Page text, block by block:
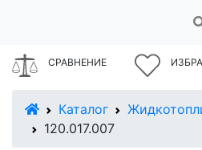
СРАВНЕНИЕ
В начало
Каталог
120.017.007